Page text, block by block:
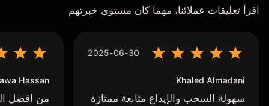
اقرأ تعليقات عملائنا، مهما كان مستوى خبرتهم
2025-06-30
Khaled Almadani
سهولة السحب والإيداع متابعة ممتازة
Hassan
من افضل